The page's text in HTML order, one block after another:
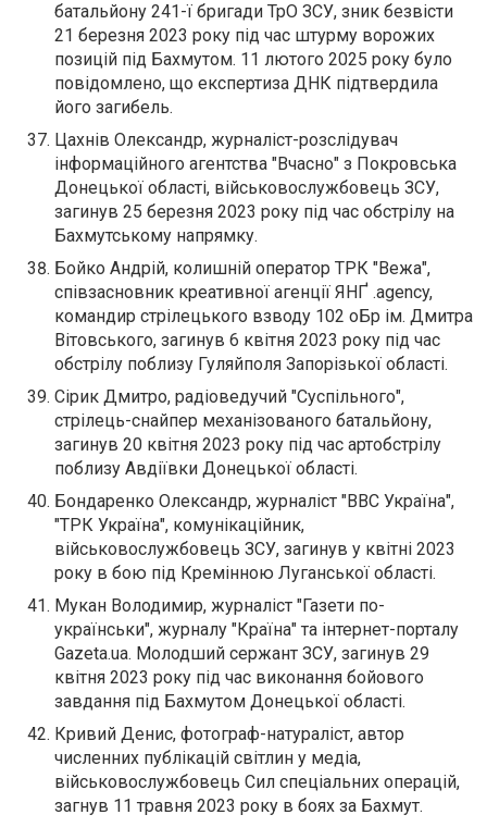
батальйону 241-ї бригади ТрО ЗСУ, зник безвісти
21 березня 2023 року під час штурму ворожих
позицій під Бахмутом. 11 лютого 2025 року було
повідомлено, що експертиза ДНК підтвердила
його загибель.
Цахнів Олександр, журналіст-розслідувач
інформаційного агентства "Вчасно" з Покровська
Донецької області, військовослужбовець ЗСУ,
загинув 25 березня 2023 року під час обстрілу на
Бахмутському напрямку.
Бойко Андрій, колишній оператор ТРК "Вежа",
співзасновник креативної агенції ЯНҐ .agency,
командир стрілецького взводу 102 оБр ім. Дмитра
Вітовського, загинув 6 квітня 2023 року під час
обстрілу поблизу Гуляйполя Запорізької області.
Сірик Дмитро, радіоведучий "Суспільного",
стрілець-снайпер механізованого батальйону,
загинув 20 квітня 2023 року під час артобстрілу
поблизу Авдіївки Донецької області.
Бондаренко Олександр, журналіст "ВВС Україна",
"ТРК Україна", комунікаційник,
військовослужбовець ЗСУ, загинув у квітні 2023
року в бою під Кремінною Луганської області.
Мукан Володимир, журналіст "Газети по-
українськи", журналу "Країна" та інтернет-порталу
Gazeta.ua. Молодший сержант ЗСУ, загинув 29
квітня 2023 року під час виконання бойового
завдання під Бахмутом Донецької області.
Кривий Денис, фотограф-натураліст, автор
численних публікацій світлин у медіа,
військовослужбовець Сил спеціальних операцій,
загнув 11 травня 2023 року в боях за Бахмут.